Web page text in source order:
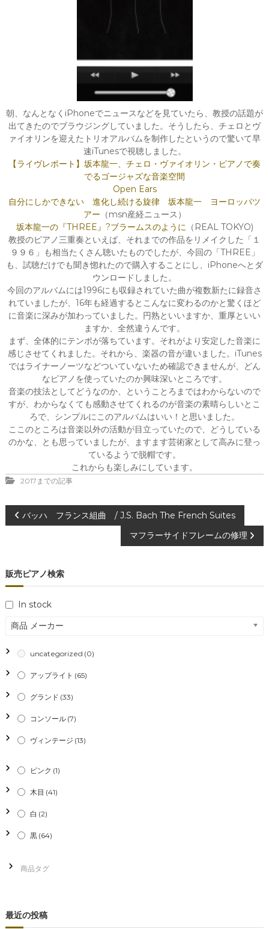
朝、なんとなくiPhoneでニュースなどを見ていたら、教授の話題が
出てきたのでブラウジングしていました。そうしたら、チェロとヴ
ァイオリンを迎えたトリオアルバムを制作したというので驚いて早
速iTunesで視聴しました。
【ライヴレポート】坂本龍一、チェロ・ヴァイオリン・ピアノで奏
でるゴージャズな音楽空間
Open Ears
自分にしかできない 進化し続ける旋律 坂本龍一 ヨーロッパツ
アー （msn産経ニュース）
坂本龍一の『THREE』?ブラームスのように （REAL TOKYO)
教授のピアノ三重奏といえば、それまでの作品をリメイクした「１
９９６」も相当たくさん聴いたものでしたが、今回の「THREE」
も、試聴だけでも聞き惚れたので購入することにし、iPhoneへとダ
ウンロードしました。
今回のアルバムには1996にも収録されていた曲が複数新たに録音さ
れていましたが、16年も経過するとこんなに変わるのかと驚くほど
に音楽に深みが加わっていました。円熟といいますか、重厚といい
ますか、全然違うんです。
まず、全体的にテンポが落ちています。それがより安定した音楽に
感じさせてくれました。それから、楽器の音が違いました。iTunes
ではライナーノーツなどついていないため確認できませんが、どん
なピアノを使っていたのか興味深いところです。
音楽の技法としてどうなのか、ということろまではわからないので
すが、わからなくても感動させてくれるのが音楽の素晴らしいとこ
ろで、シンプルにこのアルバムはいい！と思いました。
ここのところは音楽以外の活動が目立っていたので、どうしている
のかな、とも思っていましたが、ますます芸術家として高みに登っ
ているようで脱帽です。
これからも楽しみにしています。
2017までの記事
投
ナ
ビ
ゲ
ー
シ
ョ
ン
バッハ フランス組曲 / J.S. Bach The French Suites
マフラーサイドフレームの修理
販売ピアノ検索
In stock
商品 メーカー
uncategorized (0)
アップライト (65)
グランド (33)
コンソール (7)
ヴィンテージ (13)
ピンク (1)
木目 (41)
白 (2)
黒 (64)
最近の投稿